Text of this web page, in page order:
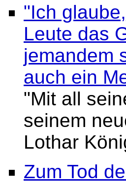
"Ich
Leute das
jemandem
auch ein
"Mit all
seinem
Lothar
Zum Tod